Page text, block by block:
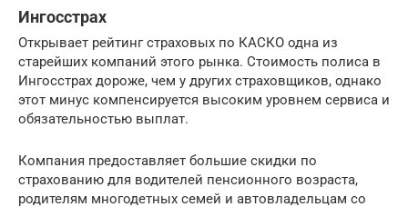
Ингосстрах
Открывает рейтинг страховых по КАСКО одна из
старейших компаний этого рынка. Стоимость полиса в
Ингосстрах дороже, чем у других страховщиков, однако
этот минус компенсируется высоким уровнем сервиса и
обязательностью выплат.
Компания предоставляет большие скидки по
страхованию для водителей пенсионного возраста,
родителям многодетных семей и автовладельцам со